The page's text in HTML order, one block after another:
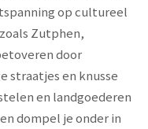
op cultureel
Zutphen,
door
straatjes en knusse
en landgoederen
dompel je onder in